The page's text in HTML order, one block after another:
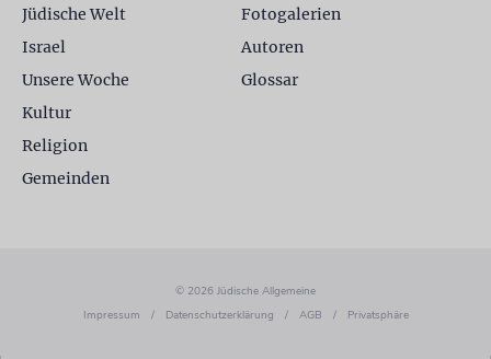
Jüdische Welt
Israel
Unsere Woche
Kultur
Religion
Gemeinden
Fotogalerien
Autoren
Glossar
© 2026 Jüdische Allgemeine
Impressum
/ Datenschutzerklärung / AGB / Privatsphäre